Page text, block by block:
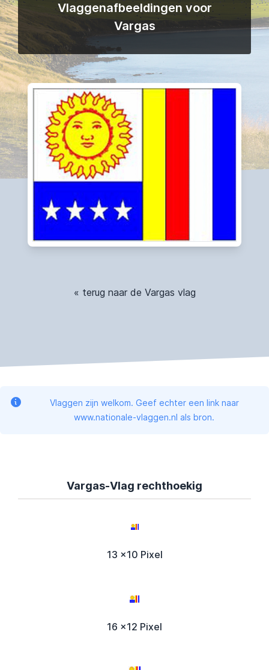
Vlaggenafbeeldingen voor
Vargas
« terug naar de Vargas vlag
Vlaggen zijn welkom. Geef echter een link naar
www.nationale-vlaggen.nl als bron.
Vargas-Vlag rechthoekig
13 x10 Pixel
16 x12 Pixel